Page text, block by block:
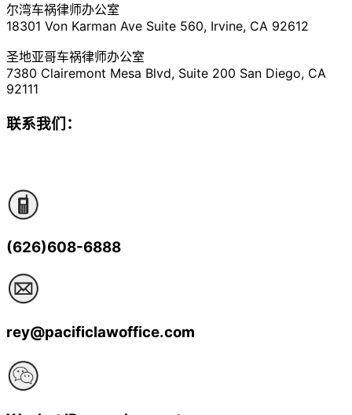
尔湾车祸律师办公室
18301 Von Karman Ave Suite 560, Irvine, CA 92612
圣地亚哥车祸律师办公室
7380 Clairemont Mesa Blvd, Suite 200 San Diego, CA
92111
联系我们：
(626)608-6888
rey@pacificlawoffice.com